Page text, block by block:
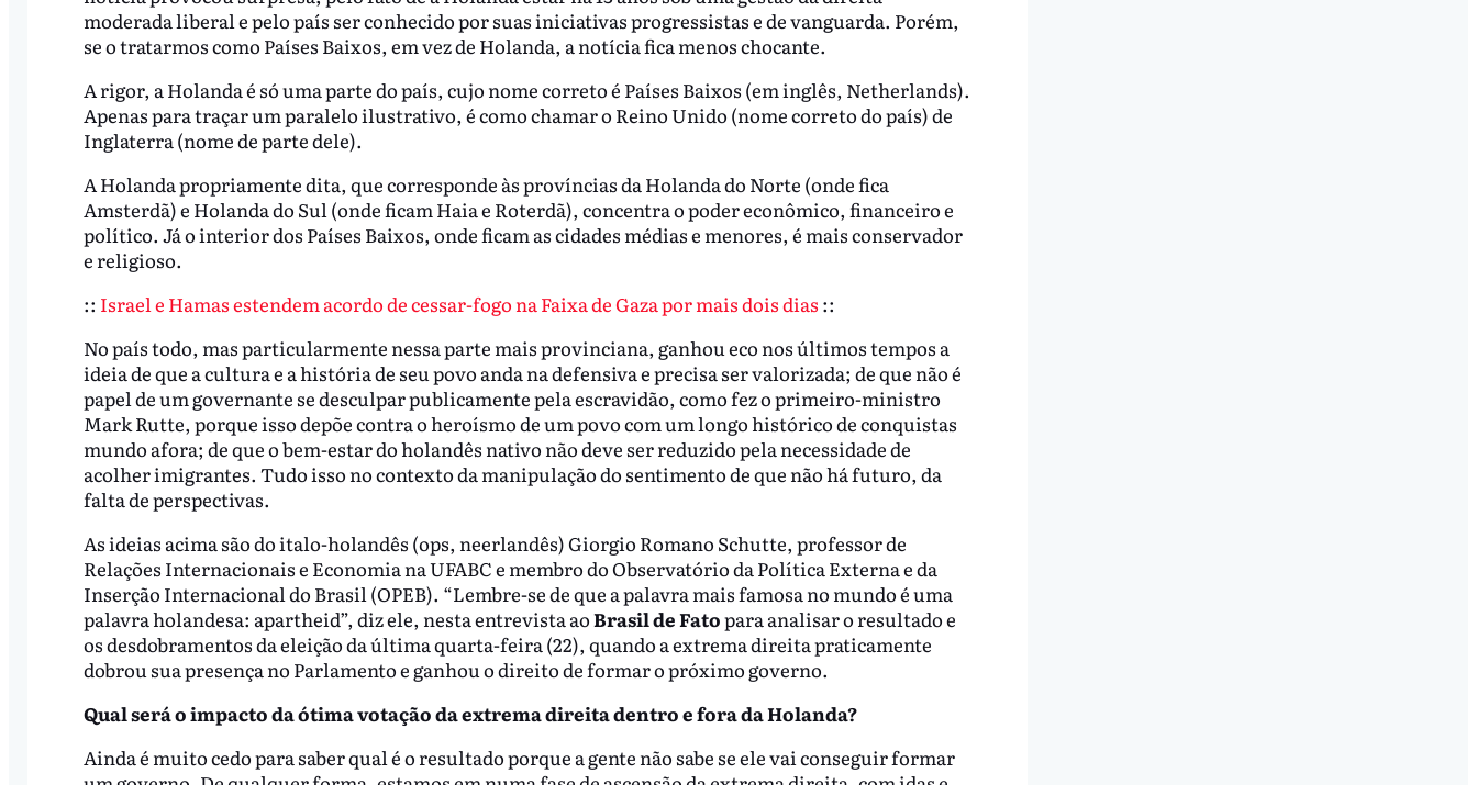
moderada liberal e pelo país ser conhecido por suas iniciativas progressistas e de vanguarda. Porém,
se o tratarmos como Países Baixos, em vez de Holanda, a notícia fica menos chocante.
A rigor, a Holanda é só uma parte do país, cujo nome correto é Países Baixos (em inglês, Netherlands).
Apenas para traçar um paralelo ilustrativo, é como chamar o Reino Unido (nome correto do país) de
Inglaterra (nome de parte dele).
A Holanda propriamente dita, que corresponde às províncias da Holanda do Norte (onde fica
Amsterdã) e Holanda do Sul (onde ficam Haia e Roterdã), concentra o poder econômico, financeiro e
político. Já o interior dos Países Baixos, onde ficam as cidades médias e menores, é mais conservador
e religioso.
:: Israel e Hamas estendem acordo de cessar-fogo na Faixa de Gaza por mais dois dias ::
No país todo, mas particularmente nessa parte mais provinciana, ganhou eco nos últimos tempos a
ideia de que a cultura e a história de seu povo anda na defensiva e precisa ser valorizada; de que não é
papel de um governante se desculpar publicamente pela escravidão, como fez o primeiro-ministro
Mark Rutte, porque isso depõe contra o heroísmo de um povo com um longo histórico de conquistas
mundo afora; de que o bem-estar do holandês nativo não deve ser reduzido pela necessidade de
acolher imigrantes. Tudo isso no contexto da manipulação do sentimento de que não há futuro, da
falta de perspectivas.
As ideias acima são do italo-holandês (ops, neerlandês) Giorgio Romano Schutte, professor de
Relações Internacionais e Economia na UFABC e membro do Observatório da Política Externa e da
Inserção Internacional do Brasil (OPEB). “Lembre-se de que a palavra mais famosa no mundo é uma
palavra holandesa: apartheid”, diz ele, nesta entrevista aoBrasil de Fatopara analisar o resultado e
os desdobramentos da eleição da última quarta-feira (22), quando a extrema direita praticamente
dobrou sua presença no Parlamento e ganhou o direito de formar o próximo governo.
Qual será o impacto daótimavotaçãoda extrema direitadentro e fora da Holanda?
Ainda é muito cedo para saber qual é o resultado porque a gente não sabe se ele vai conseguir formar